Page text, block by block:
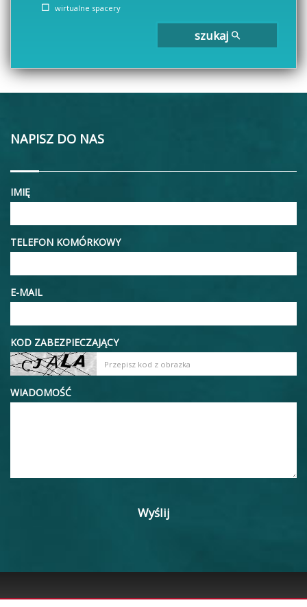
wirtualne spacery
szukaj
NAPISZ DO NAS
IMIĘ
TELEFON KOMÓRKOWY
E-MAIL
KOD ZABEZPIECZAJĄCY
WIADOMOŚĆ